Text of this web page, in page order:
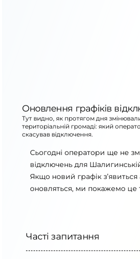
Оновлення графіків
Тут видно, як протягом дня
територіальній громаді: який
скасував відключення.
Сьогодні оператори ще не
відключень для
Якщо новий графік
оновляться, ми покажемо це
Часті запитання